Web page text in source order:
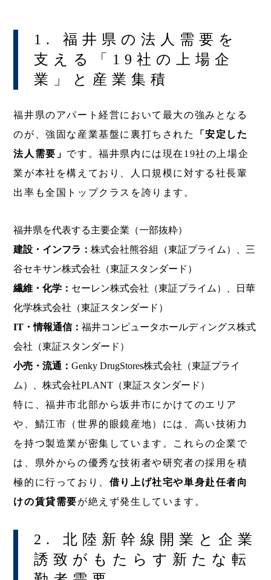
1. 福井県の法人需要を
支える「19社の上場企
業」と産業集積
福井県のアパート経営において最大の強みとなる
のが、強固な産業基盤に裏打ちされた
「安定した
法人需要」 です。福井県内には現在19社の上場企
業が本社を構えており、人口規模に対する社長輩
出率も全国トップクラスを誇ります。
福井県を代表する主要企業（一部抜粋）
建設・インフラ：株式会社熊谷組（東証プライム）、三
谷セキサン株式会社（東証スタンダード）
繊維・化学： セーレン株式会社（東証プライム）、日華
化学株式会社（東証スタンダード）
IT・情報通信：福井コンピュータホールディングス株式
会社（東証スタンダード）
小売・流通：Genky DrugStores株式会社（東証プライ
ム）、株式会社PLANT（東証スタンダード）
特に、福井市北部から坂井市にかけてのエリア
や、鯖江市（世界的眼鏡産地）には、高い技術力
を持つ製造業が密集しています。これらの企業で
は、県外からの優秀な技術者や研究者の採用を積
極的に行っており、 借り上げ社宅や単身赴任者向
けの賃貸需要が絶えず発生しています。
2. 北陸新幹線開業と企業
誘致がもたらす新たな転